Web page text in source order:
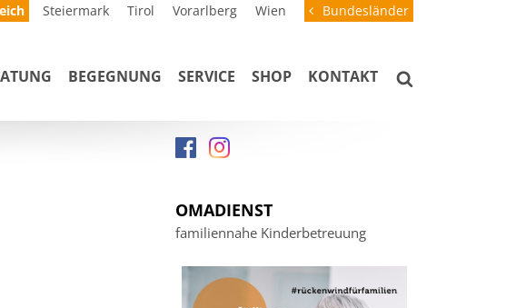
Steiermark Tirol Vorarlberg Wien Bundesländer
BEGEGNUNG SERVICE SHOP KONTAKT
OMADIENST
familiennahe Kinderbetreuung